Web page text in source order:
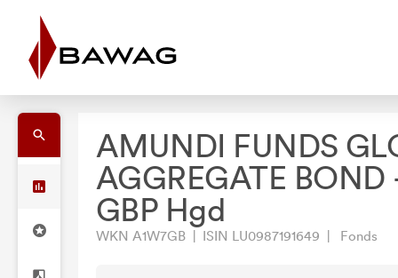
AMUNDI FUNDS
AGGREGATE BOND
GBP Hgd
WKN A1W7GB | ISIN LU0987191649 | Fonds